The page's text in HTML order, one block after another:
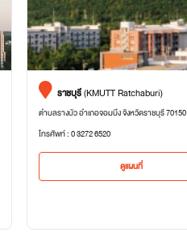
ราชบุรี(KMUTT Ratchaburi)
ตำบลรางบัว อำเภอจอมบึง จังหวัดราชบุรี 70150
โทรศัพท์ : 0 3272 6520
ดูแผนที่